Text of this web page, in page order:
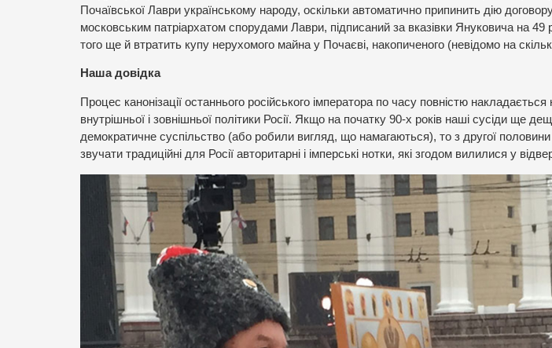
Почаївської Лаври українському народу, оскільки автоматично припинить дію
московським патріархатом спорудами Лаври, підписаний за вказівки Януковича на 49
того ще й втратить купу нерухомого майна у Почаєві, накопиченого (невідомо на
Наша довідка
Процес канонізації останнього російського імператора по часу повністю
внутрішньої і зовнішньої політики Росії. Якщо на початку 90-х років наші сусіди ще
демократичне суспільство (або робили вигляд, що намагаються), то з другої
звучати традиційні для Росії авторитарні і імперські нотки, які згодом вилилися у